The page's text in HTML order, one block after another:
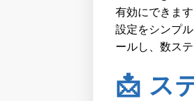
有効にできま
設定をシンプ
ールし、数ス
📩 ス